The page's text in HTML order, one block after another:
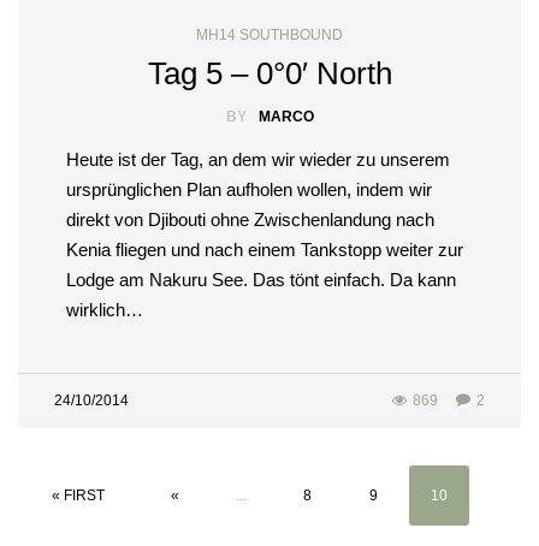
MH14 SOUTHBOUND
Tag 5 – 0°0′ North
BY MARCO
Heute ist der Tag, an dem wir wieder zu unserem
ursprünglichen Plan aufholen wollen, indem wir
direkt von Djibouti ohne Zwischenlandung nach
Kenia fliegen und nach einem Tankstopp weiter zur
Lodge am Nakuru See. Das tönt einfach. Da kann
wirklich…
24/10/2014 2
869
« FIRST « 8 9 10